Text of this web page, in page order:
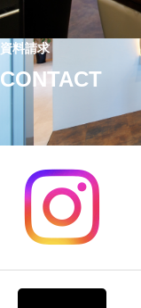
資料請求
CONTACT